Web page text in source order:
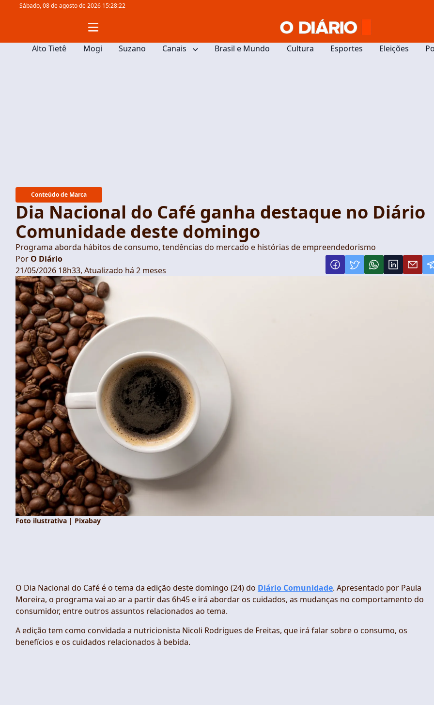
Sábado,08 de agosto de 2026 15:28:23
Alto Tietê Mogi Suzano Canais Brasil e Mundo Cultura Esportes Eleições
Conteúdo de Marca
Dia Nacional do Café ganha destaque no Diário
Comunidade deste domingo
Programa aborda hábitos de consumo, tendências do mercado e histórias de empreendedorismo
Por O Diário
21/05/2026 18h33, Atualizado há 2 meses
Foto ilustrativa | Pixabay
O Dia Nacional do Café é o tema da edição deste domingo (24) do Diário Comunidade. Apresentado por Paula
Moreira, o programa vai ao ar a partir das 6h45 e irá abordar os cuidados, as mudanças no comportamento do
consumidor, entre outros assuntos relacionados ao tema.
A edição tem como convidada a nutricionista Nicoli Rodrigues de Freitas, que irá falar sobre o consumo, os
benefícios e os cuidados relacionados à bebida.